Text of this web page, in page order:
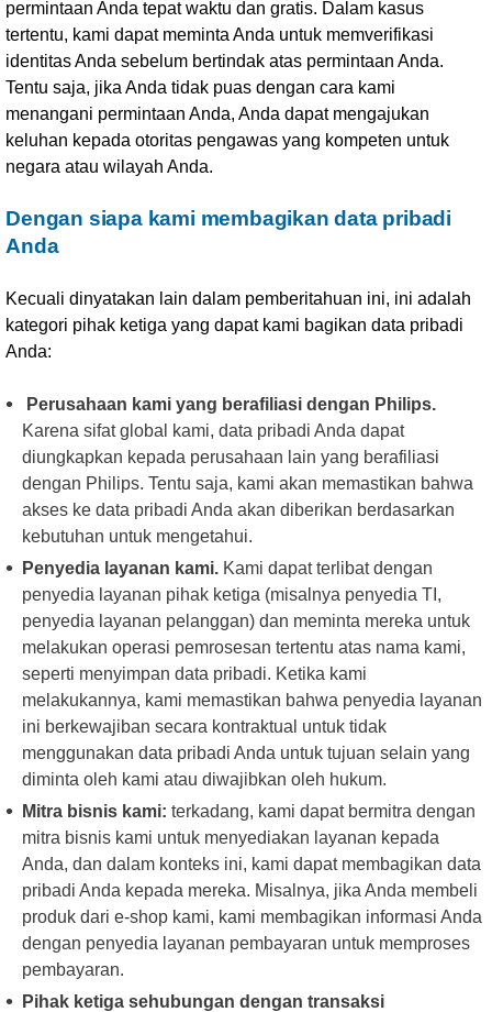
permintaan Anda tepat waktu dan gratis. Dalam kasus
tertentu, kami dapat meminta Anda untuk memverifikasi
identitas Anda sebelum bertindak atas permintaan Anda.
Tentu saja, jika Anda tidak puas dengan cara kami
menangani permintaan Anda, Anda dapat mengajukan
keluhan kepada otoritas pengawas yang kompeten untuk
negara atau wilayah Anda.
Dengan siapa kami membagikan data pribadi
Anda
Kecuali dinyatakan lain dalam pemberitahuan ini, ini adalah
kategori pihak ketiga yang dapat kami bagikan data pribadi
Anda:
Perusahaan kami yang berafiliasi dengan Philips.
Karena sifat global kami, data pribadi Anda dapat
diungkapkan kepada perusahaan lain yang berafiliasi
dengan Philips. Tentu saja, kami akan memastikan bahwa
akses ke data pribadi Anda akan diberikan berdasarkan
kebutuhan untuk mengetahui.
Penyedia layanan kami. Kami dapat terlibat dengan
penyedia layanan pihak ketiga (misalnya penyedia TI,
penyedia layanan pelanggan) dan meminta mereka untuk
melakukan operasi pemrosesan tertentu atas nama kami,
seperti menyimpan data pribadi. Ketika kami
melakukannya, kami memastikan bahwa penyedia layanan
ini berkewajiban secara kontraktual untuk tidak
menggunakan data pribadi Anda untuk tujuan selain yang
diminta oleh kami atau diwajibkan oleh hukum.
Mitra bisnis kami:terkadang, kami dapat bermitra dengan
mitra bisnis kami untuk menyediakan layanan kepada
Anda, dan dalam konteks ini, kami dapat membagikan data
pribadi Anda kepada mereka. Misalnya, jika Anda membeli
produk dari e-shop kami, kami membagikan informasi Anda
dengan penyedia layanan pembayaran untuk memproses
pembayaran.
Pihak ketiga sehubungan dengan transaksi